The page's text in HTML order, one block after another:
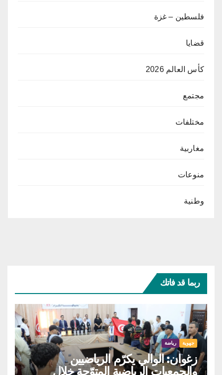
فلسطين – غزة
قضايا
كأس العالم 2026
مجتمع
مختلفات
مغاربية
منوعات
وطنية
ربما قد فاتك
جهوية رياضة
زغوان: الوالي يكرّم الرياضيين
والجمعيات الرياضية المتوّجة خلال